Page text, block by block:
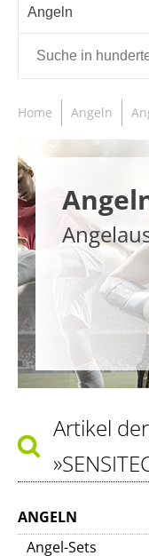
Angeln
Home Angeln
Artikel
ANGELN
Angel-Sets